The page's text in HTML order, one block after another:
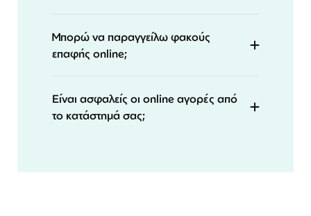
Μπορώ να παραγγείλω φακούς
επαφής online;
Είναι ασφαλείς οι online αγορές από
το κατάστημά σας;